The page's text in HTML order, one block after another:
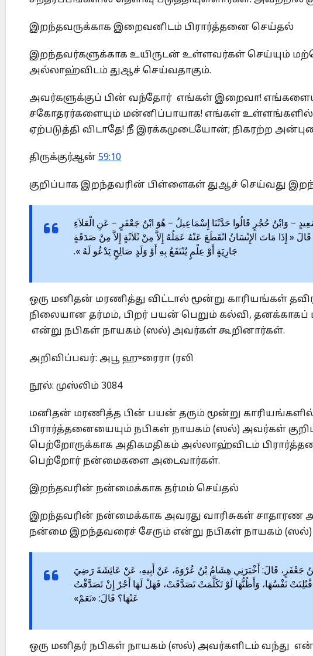
இறந்தவருக்காக இறைவனிடம் பிரார்த்தனை செய்தல்
இறந்தவர்களுக்காக உயிருடன் உள்ளவர்கள் செய்யும்
அல்லாஹ்விடம் துஆச் செய்வதாகும்.
அவர்களுக்குப் பின் வந்தோர் எங்கள் இறைவா!
சகோதரர்களையும் மன்னிப்பாயாக! எங்கள்
ஏற்படுத்தி விடாதே! நீ இரக்கமுடையோன்; நிகரற்ற
திருக்குர்ஆன் 59:10
குறிப்பாக இறந்தவரின் பிள்ளைகள் துஆச் செய்வது
ابْنَ سَعِيدٍ – وَابْنُ حُجْرٍ قَالُوا حَدَّثَنَا إِسْمَاعِيلُ – هُوَ ابْنُ جَعْفَرٍ – عَنِ الْعَلاَءِ
« إِذَا مَاتَ الإِنْسَانُ انْقَطَعَ عَنْهُ عَمَلُهُ إِلاَّ مِنْ ثَلاَثَةٍ إِلاَّ مِنْ صَدَقَةٍ
جَارِيَةٍ أَوْ عِلْمٍ يُنْتَفَعُ بِهِ أَوْ وَلَدٍ صَالِحٍ يَدْعُو لَهُ ».
ஒரு மனிதன் மரணித்து விட்டால் மூன்று காரியங்கள்
நிலையான தர்மம், பிறர் பயன் பெறும் கல்வி,
என்று நபிகள் நாயகம் (ஸல்) அவர்கள் கூறினார்கள்.
அறிவிப்பவர்: அபூ ஹுரைரா (ரலி
நூல்: முஸ்லிம் 3084
மனிதன் மரணித்த பின் பயன் தரும் மூன்று
பிரார்த்தனையையும் நபிகள் நாயகம் (ஸல்) அவர்கள்
பெற்றோருக்காக அதிகமதிகம் அல்லாஹ்விடம்
பெற்றோர் நன்மைகளை அடைவார்கள்.
இறந்தவரின் நன்மைக்காக தர்மம் செய்தல்
இறந்தவரின் நன்மைக்காக அவரது வாரிசுகள்
நன்மை இறந்தவரைச் சேரும் என்று நபிகள் நாயகம் (ஸல்)
مُحَمَّدُ بْنُ جَعْفَرٍ، قَالَ: أَخْبَرَنِي هِشَامُ بْنُ عُرْوَةَ، عَنْ أَبِيهِ، عَنْ عَائِشَةَ رَضِيَ
نَفْسُهَا، وَأَظُنُّهَا لَوْ تَكَلَّمَتْ تَصَدَّقَتْ، فَهَلْ لَهَا أَجْرٌ إِنْ تَصَدَّقْتُ
عَنْهَا؟ قَالَ: «نَعَمْ»
ஒரு மனிதர் நபிகள் நாயகம் (ஸல்) அவர்களிடம் வந்து